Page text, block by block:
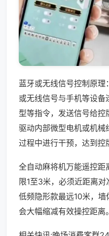
蓝牙或无线信号控制原
或无线信号与手机等设
型等指令，发送信号给
驱动内部微型电机或机
过程中进行干预，达到控
全自动麻将机万能遥控距
限1至3米，必须近距离对
低频隐形款最远10米，
会大幅缩减有效操控距离。